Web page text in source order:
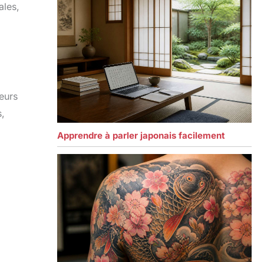
Apprendre à parler japonais facilement